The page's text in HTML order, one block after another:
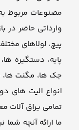
مصنوعات مربوط
وارداتی حاضر در
پیچ، لولاهای
پایه، دستگیره
جک ها، مگنت ها،
انواع الیت های
تمامی یراق آلات
ما ارائه آنچه